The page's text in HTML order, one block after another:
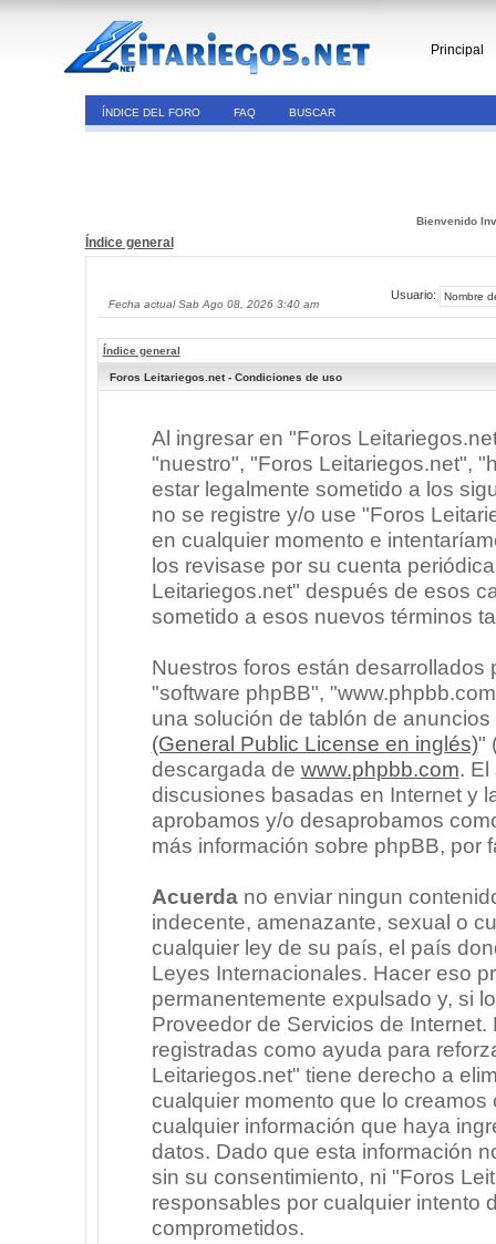
Principal
ÍNDICE DEL FORO FAQ BUSCAR
Bienvenido
Índice general
Fecha actual Sab Ago 08, 2026 3:40 am
Usuario:
Índice general
Foros Leitariegos.net - Condiciones de uso
Al ingresar en "Foros
"nuestro", "Foros Leitariegos.net",
estar legalmente sometido a los
no se registre y/o use "Foros
en cualquier momento e
los revisase por su cuenta
Leitariegos.net" después de esos
sometido a esos nuevos términos
Nuestros foros están
"software phpBB",
una solución de tablón de
(General Public License en inglés)"
descargada de www.phpbb.com. El
discusiones basadas en Internet y
aprobamos y/o desaprobamos
más información sobre phpBB, por
Acuerdano enviar ningun
indecente, amenazante, sexual o
cualquier ley de su país, el país
Leyes Internacionales. Hacer eso
permanentemente expulsado y, si
Proveedor de Servicios de
registradas como ayuda para
Leitariegos.net" tiene derecho a
cualquier momento que lo
cualquier información que haya
datos. Dado que esta información
sin su consentimiento, ni "Foros
responsables por cualquier intento
comprometidos.